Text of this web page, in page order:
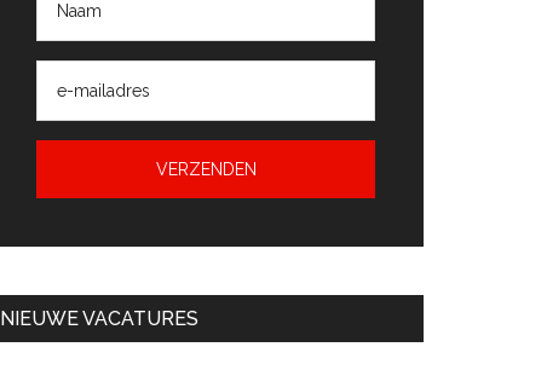
NIEUWE VACATURES